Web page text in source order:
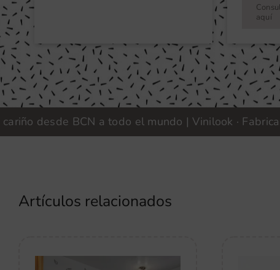
aquí
BCN a todo el mundo | Vinilook · Fabricamos
Artículos relacionados